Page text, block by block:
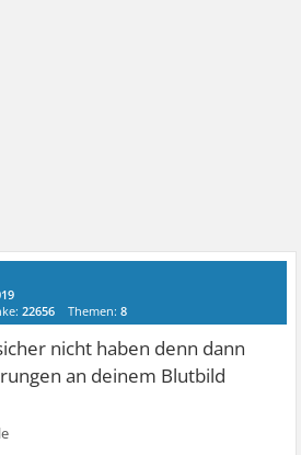
22656 Themen:8
nicht haben denn dann
an deinem Blutbild